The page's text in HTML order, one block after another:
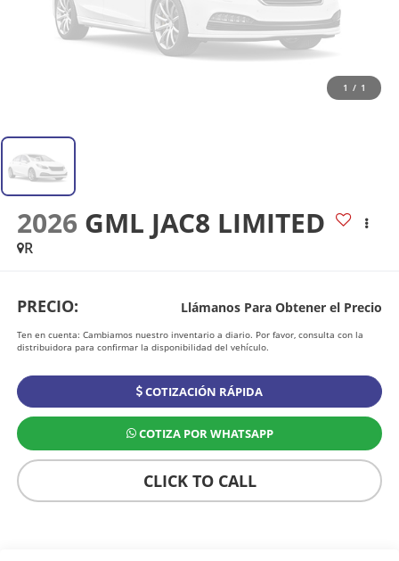
1 / 1
2026 GML JAC8 LIMITED
R
PRECIO: Llámanos Para Obtener el Precio
Ten en cuenta: Cambiamos nuestro inventario a diario. Por favor, consulta con la
distribuidora para confirmar la disponibilidad del vehículo.
COTIZACIÓN RÁPIDA
COTIZA POR WHATSAPP
CLICK TO CALL